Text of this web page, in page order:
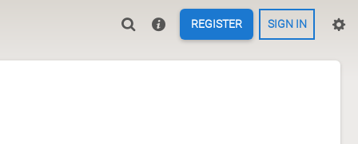
REGISTER SIGN IN